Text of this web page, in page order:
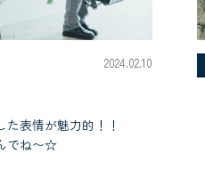
2024.02.10
表情が魅力的！！
でね〜☆